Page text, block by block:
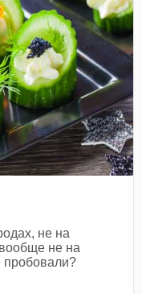
не на
не на
пробовали?